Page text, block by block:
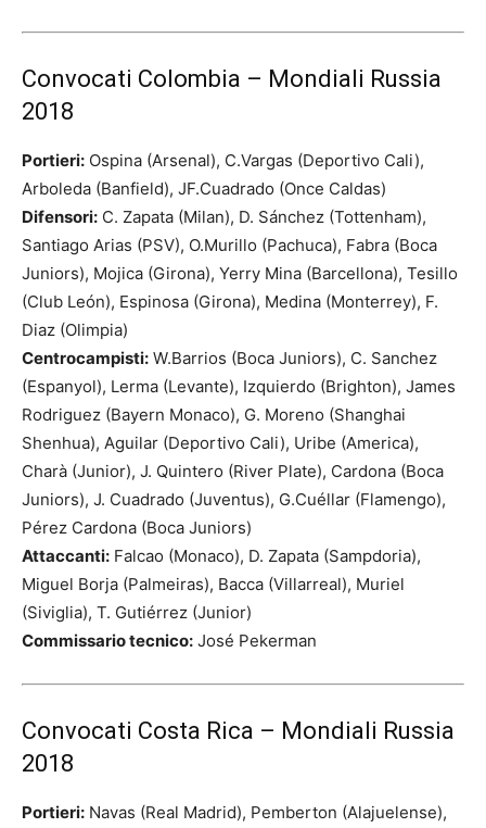
Convocati Colombia – Mondiali Russia
2018
Portieri: Ospina (Arsenal), C.Vargas (Deportivo Cali),
Arboleda (Banfield), JF.Cuadrado (Once Caldas)
Difensori: C. Zapata (Milan), D. Sánchez (Tottenham),
Santiago Arias (PSV), O.Murillo (Pachuca), Fabra (Boca
Juniors), Mojica (Girona), Yerry Mina (Barcellona), Tesillo
(Club León), Espinosa (Girona), Medina (Monterrey), F.
Diaz (Olimpia)
Centrocampisti: W.Barrios (Boca Juniors), C. Sanchez
(Espanyol), Lerma (Levante), Izquierdo (Brighton), James
Rodriguez (Bayern Monaco), G. Moreno (Shanghai
Shenhua), Aguilar (Deportivo Cali), Uribe (America),
Charà (Junior), J. Quintero (River Plate), Cardona (Boca
Juniors), J. Cuadrado (Juventus), G.Cuéllar (Flamengo),
Pérez Cardona (Boca Juniors)
Attaccanti: Falcao (Monaco), D. Zapata (Sampdoria),
Miguel Borja (Palmeiras), Bacca (Villarreal), Muriel
(Siviglia), T. Gutiérrez (Junior)
Commissario tecnico: José Pekerman
Convocati Costa Rica – Mondiali Russia
2018
Portieri: Navas (Real Madrid), Pemberton (Alajuelense),